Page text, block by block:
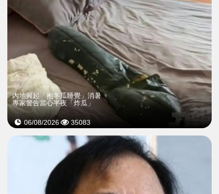
內地興起「抱冬瓜睡覺」消暑
專家警告當心半夜「炸瓜」
06/08/2026 35083